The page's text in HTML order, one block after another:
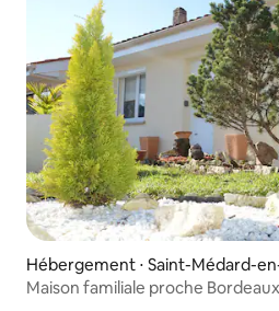
Hébergement ⋅ Saint-Médard-
Maison familiale proche